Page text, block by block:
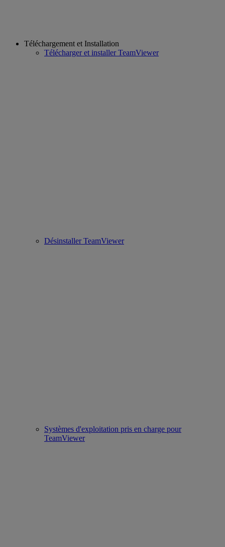
Téléchargement et Installation
Télécharger et installer TeamViewer
Désinstaller TeamViewer
Systèmes d'exploitation pris en charge pour
TeamViewer